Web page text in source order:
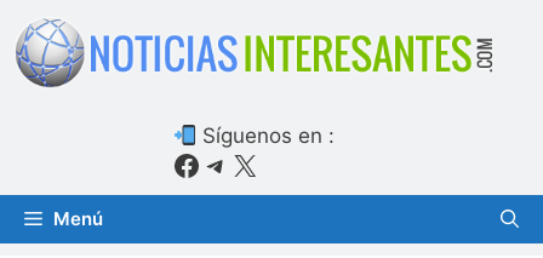
Saltar
contenido
Síguenos en :
Facebook
Telegram
X
Menú